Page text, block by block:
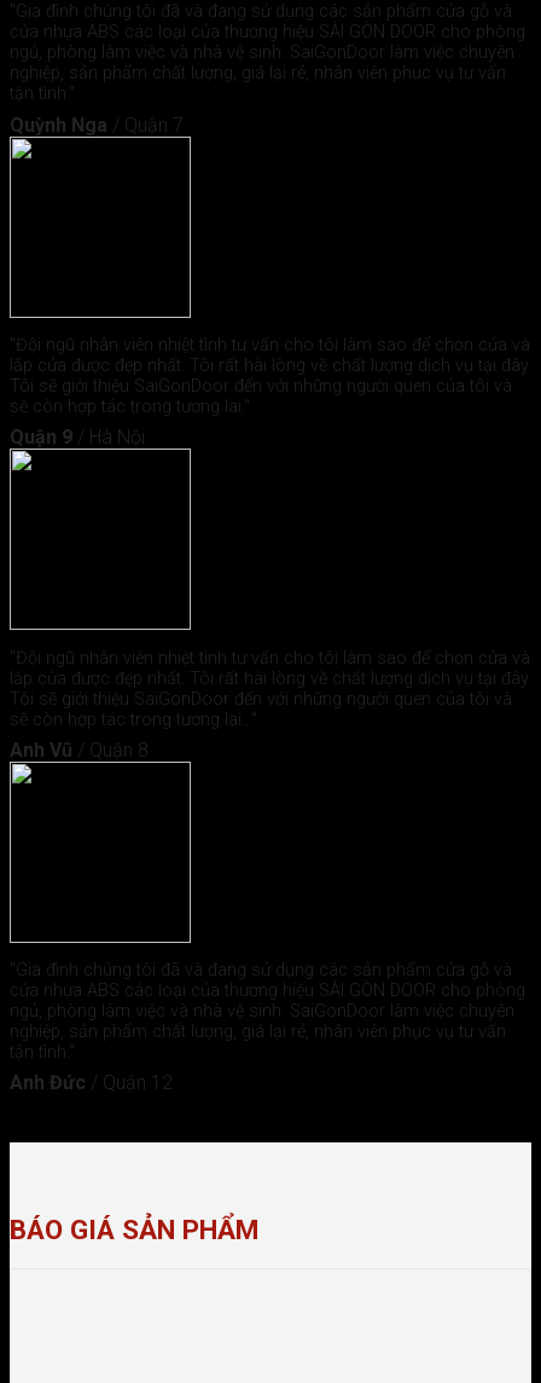
"Gia đình chúng tôi đã và đang sử dụng các sản phẩm cửa gỗ và
cửa nhựa ABS các loại của thương hiệu SÀI GÒN DOOR cho phòng
ngủ, phòng làm việc và nhà vệ sinh. SaiGonDoor làm việc chuyên
nghiệp, sản phẩm chất lượng, giá lại rẻ, nhân viên phục vụ tư vấn
tận tình."
Quỳnh Nga / Quận 7
"Đội ngũ nhân viên nhiệt tình tư vấn cho tôi làm sao để chọn cửa và
lắp cửa được đẹp nhất. Tôi rất hài lòng về chất lượng dịch vụ tại đây.
Tôi sẽ giới thiệu SaiGonDoor đến với những người quen của tôi và
sẽ còn hợp tác trong tương lai."
Quận 9 / Hà Nội
"Đội ngũ nhân viên nhiệt tình tư vấn cho tôi làm sao để chọn cửa và
lắp cửa được đẹp nhất. Tôi rất hài lòng về chất lượng dịch vụ tại đây.
Tôi sẽ giới thiệu SaiGonDoor đến với những người quen của tôi và
sẽ còn hợp tác trong tương lai..."
Anh Vũ / Quận 8
"Gia đình chúng tôi đã và đang sử dụng các sản phẩm cửa gỗ và
cửa nhựa ABS các loại của thương hiệu SÀI GÒN DOOR cho phòng
ngủ, phòng làm việc và nhà vệ sinh. SaiGonDoor làm việc chuyên
nghiệp, sản phẩm chất lượng, giá lại rẻ, nhân viên phục vụ tư vấn
tận tình."
Anh Đức / Quận 12
BÁO GIÁ SẢN PHẨM